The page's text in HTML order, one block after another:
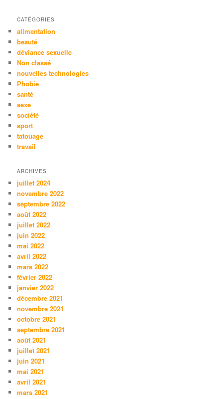
CATÉGORIES
alimentation
beauté
déviance sexuelle
Non classé
nouvelles technologies
Phobie
santé
sexe
société
sport
tatouage
travail
ARCHIVES
juillet 2024
novembre 2022
septembre 2022
août 2022
juillet 2022
juin 2022
mai 2022
avril 2022
mars 2022
février 2022
janvier 2022
décembre 2021
novembre 2021
octobre 2021
septembre 2021
août 2021
juillet 2021
juin 2021
mai 2021
avril 2021
mars 2021